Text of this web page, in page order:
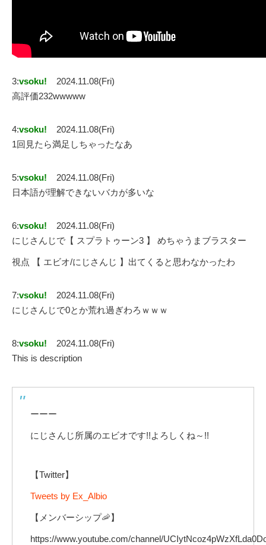
3:vsoku!
2024.11.08(Fri)
高評価232wwwww
4:vsoku!
2024.11.08(Fri)
1回見たら満足しちゃったなあ
5:vsoku!
2024.11.08(Fri)
日本語が理解できないバカが多いな
6:vsoku!
2024.11.08(Fri)
にじさんじで【 スプラトゥーン3 】 めちゃうまブラスター
視点 【 エビオ/にじさんじ 】出てくると思わなかったわ
7:vsoku!
2024.11.08(Fri)
にじさんじで0とか荒れ過ぎわろｗｗｗ
8:vsoku!
2024.11.08(Fri)
This is description
ーーー
にじさんじ所属のエビオです!!よろしくね～!!
【Twitter】
Tweets by Ex_Albio
【メンバーシップ🦐】
https://www.youtube.com/channel/